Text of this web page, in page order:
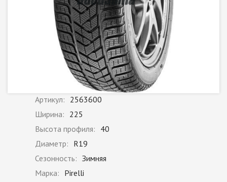
Артикул: 2563600
Ширина: 225
Высота профиля: 40
Диаметр: R19
Сезонность: Зимняя
Марка: Pirelli